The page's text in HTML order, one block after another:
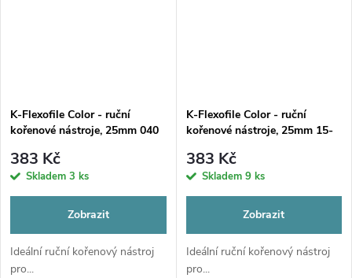
K-Flexofile Color - ruční
kořenové nástroje, 25mm 040
383 Kč
Skladem 3 ks
Zobrazit
Ideální ruční kořenový nástroj
pro...
K-Flexofile Color - ruční
kořenové nástroje, 25mm 15-
383 Kč
Skladem 9 ks
Zobrazit
Ideální ruční kořenový nástroj
pro...